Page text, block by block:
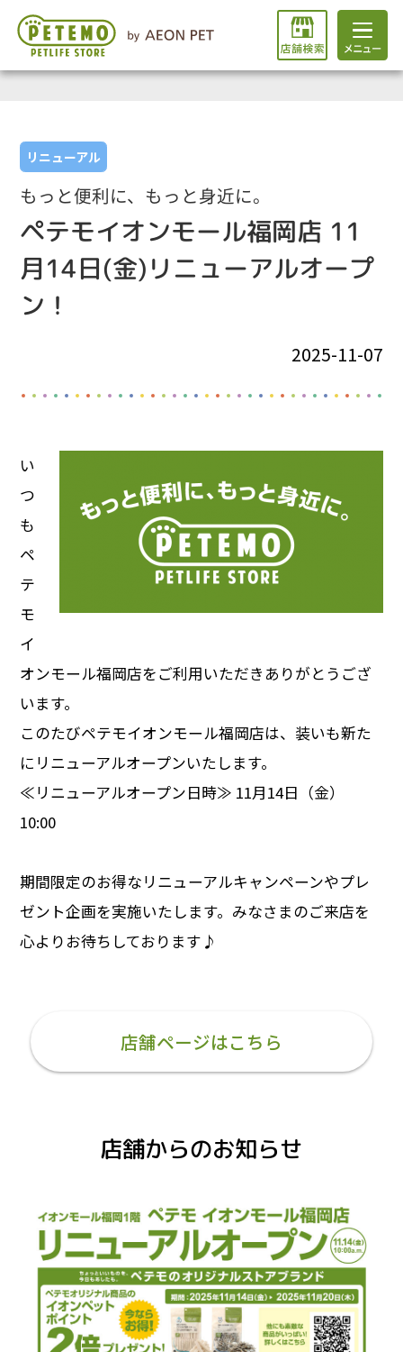
リニューアル
もっと便利に、もっと身近に。
ペテモイオンモール福岡店 11
月14日(金)リニューアルオープ
ン！
2025-11-07
い
つ
も
ペ
テ
モ
イ
オンモール福岡店をご利用いただきありがとうござ
います。
このたびペテモイオンモール福岡店は、装いも新た
にリニューアルオープンいたします。
≪リニューアルオープン日時≫ 11月14日（金）
10:00
期間限定のお得なリニューアルキャンペーンやプレ
ゼント企画を実施いたします。みなさまのご来店を
心よりお待ちしております♪
店舗ページはこちら
店舗からのお知らせ